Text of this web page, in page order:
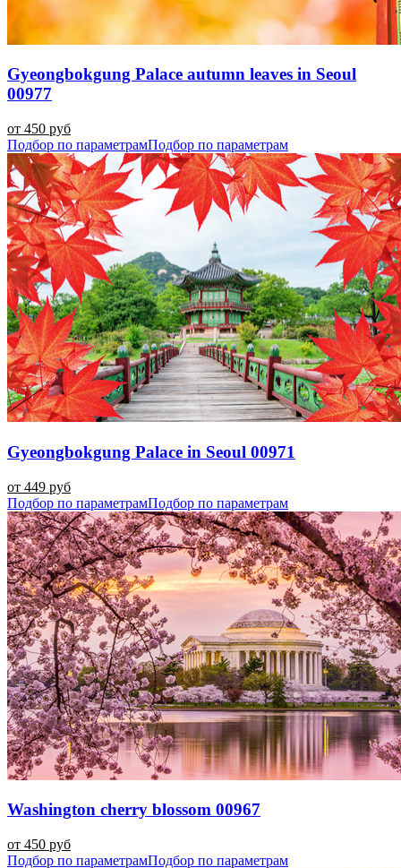
Gyeongbokgung Palace autumn leaves in Seoul
00977
от 450 руб
Подбор по параметрамПодбор по параметрам
Gyeongbokgung Palace in Seoul 00971
от 449 руб
Подбор по параметрамПодбор по параметрам
Washington cherry blossom 00967
от 450 руб
Подбор по параметрамПодбор по параметрам